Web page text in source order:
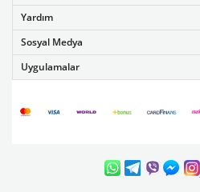
Yardım
Sosyal Medya
Uygulamalar